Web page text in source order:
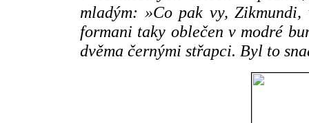
mladým: »Co pak vy,
formani taky oblečen v modré
dvěma černými střapci. Byl to